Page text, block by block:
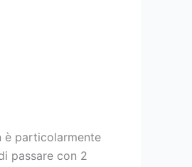
è particolarmente
passare con 2